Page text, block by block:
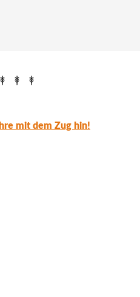
mit dem Zug hin!